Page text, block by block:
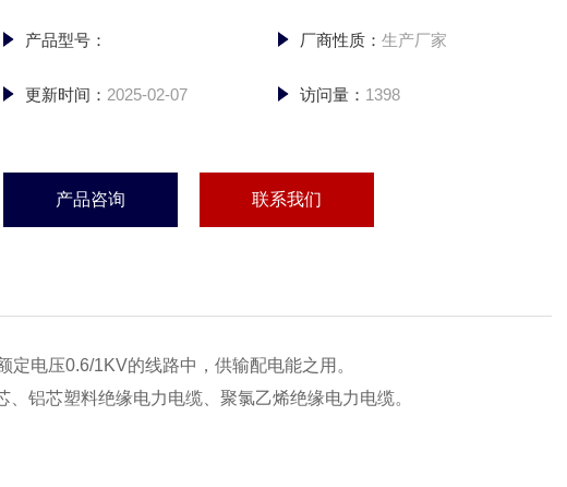
产品型号： 厂商性质： 生产厂家
更新时间： 2025-02-07 访问量： 1398
产品咨询 联系我们
定电压0.6/1KV的线路中，供输配电能之用。
铝芯塑料绝缘电力电缆、聚氯乙烯绝缘电力电缆。